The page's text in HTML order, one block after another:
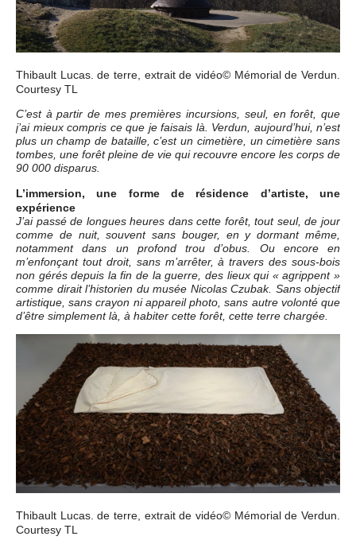
Thibault Lucas. de terre, extrait de vidéo© Mémorial de Verdun.
Courtesy TL
C’est à partir de mes premières incursions, seul, en forêt, que
j’ai mieux compris ce que je faisais là. Verdun, aujourd’hui, n’est
plus un champ de bataille, c’est un cimetière, un cimetière sans
tombes, une forêt pleine de vie qui recouvre encore les corps de
90 000 disparus.
L’immersion, une forme de résidence d’artiste, une
expérience
J’ai passé de longues heures dans cette forêt, tout seul, de jour
comme de nuit, souvent sans bouger, en y dormant même,
notamment dans un profond trou d’obus. Ou encore en
m’enfonçant tout droit, sans m’arrêter, à travers des sous-bois
non gérés depuis la fin de la guerre, des lieux qui « agrippent »
comme dirait l’historien du musée Nicolas Czubak. Sans objectif
artistique, sans crayon ni appareil photo, sans autre volonté que
d’être simplement là, à habiter cette forêt, cette terre chargée.
Thibault Lucas. de terre, extrait de vidéo© Mémorial de Verdun.
Courtesy TL